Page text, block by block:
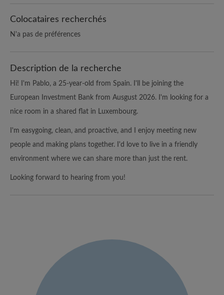
Colocataires recherchés
N'a pas de préférences
Description de la recherche
Hi! I'm Pablo, a 25-year-old from Spain. I'll be joining the
European Investment Bank from Ausgust 2026. I'm looking for a
nice room in a shared flat in Luxembourg.
I'm easygoing, clean, and proactive, and I enjoy meeting new
people and making plans together. I'd love to live in a friendly
environment where we can share more than just the rent.
Looking forward to hearing from you!